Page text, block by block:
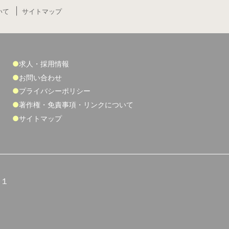
て サイトマップ
求人・採用情報
お問い合わせ
プライバシーポリシー
著作権・免責事項・リンクについて
サイトマップ